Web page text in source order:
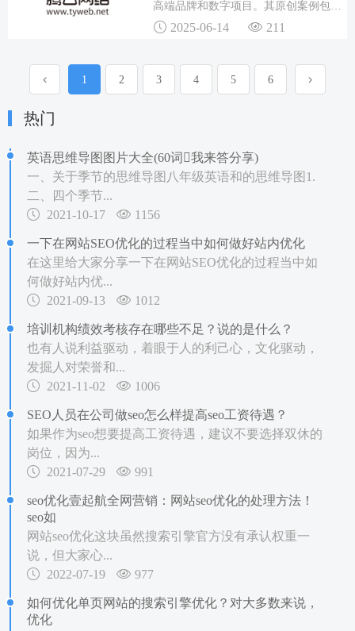
高端品牌和数字项目。其原创案例包括
为Heineken、Farchioni、Netflix等品牌
建设公司时，企业需要综...
2025-06-14 211
1 2 3 4 5 6
热门
英语思维导图图片大全(60词我来答分享)
一、关于季节的思维导图八年级英语和的思维导图1.
二、四个季节...
2021-10-17
1156
一下在网站SEO优化的过程当中如何做好站内优化
在这里给大家分享一下在网站SEO优化的过程当中如
何做好站内优...
2021-09-13
1012
培训机构绩效考核存在哪些不足？说的是什么？
也有人说利益驱动，着眼于人的利己心，文化驱动，
发掘人对荣誉和...
2021-11-02
1006
SEO人员在公司做seo怎么样提高seo工资待遇？
如果作为seo想要提高工资待遇，建议不要选择双休的
岗位，因为...
2021-07-29
991
seo优化壹起航全网营销：网站seo优化的处理方法！
seo如
网站seo优化这块虽然搜索引擎官方没有承认权重一
说，但大家心...
2022-07-19
977
如何优化单页网站的搜索引擎优化？对大多数来说，
优化